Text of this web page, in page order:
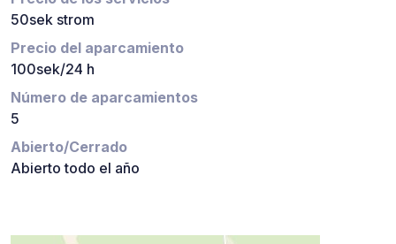
50sek strom
Precio del aparcamiento
100sek/24 h
Número de aparcamientos
5
Abierto/Cerrado
Abierto todo el año